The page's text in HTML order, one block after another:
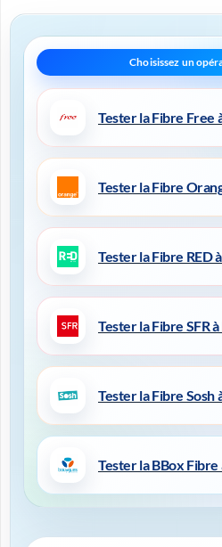
Tester la Fibre Free
Tester la Fibre
Tester la Fibre RED
Tester la Fibre SFR
Tester la Fibre Sosh
Tester la BBox Fibre